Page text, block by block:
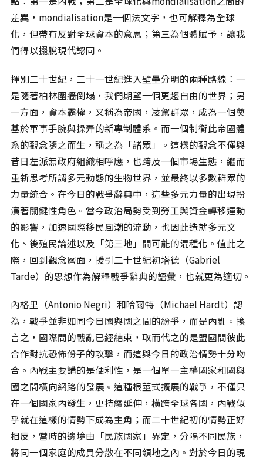
團隊成員
出版品
差異，mondialisation是一個法文字，也可解釋為全球
化，但帶有反對全球資本的意思；第三為個體賦予，讓我
們得以擺脫現代認同。
揮別二十世紀，二十一世紀進入壁壘分明的兩種路線：一
是隨著柏林圍牆倒塌，我們期望一個更趨自由的世界；另
一方面，資本霸權，又稱為帝國，凌駕群眾，成為一個奠
基於軍事手腕與操弄的新專制體系。而一個制衡此帝國體
系的觀念隨之而生，稱之為「諸眾」。這樣的觀念不僅與
昔日左派無政府組織相呼應，也跨及一個市場生態，繼而
重新思考所謂多元動態的生物世界，並最終以多數群眾的
力量統合。在今日的戰爭辭典中，這些多元力量的出現扮
演著關鍵性角色。當今政治局勢受到勞工與資金轉移運動
的影響，加速國際移民風潮的流動，也因此造就多元文
化、後殖民論述以及「第三地」間可能的混種化。值此之
際，回到觀念層面，援引二十世紀初塔德（Gabriel
Tarde）的思想作為解釋戰爭辭典的語彙，也就更為適切。
內格里（Antonio Negri）和哈爾特（Michael Hardt）認
為，戰爭並非如同今日國與國之間的紛爭，而是內亂。換
言之，國際間的戰亂已經結束，取而代之的是盟國間彼此
合作對抗恐怖份子的攻擊，而這與今日的政治情勢十分吻
合。內戰主要講的是便利性，是一個單一主權國家和國與
國之間橫向網路的發展。這種根莖式擴展的戰爭，不僅只
在一個國家內發生，更持續延伸，橫跨全球各國，內戰似
乎就在這樣的情勢下成為主角；而二十世紀初的情勢正好
相反，當時的邊境由「民族國家」界定，分隔不同民族，
將同一個家庭的成員分散在不同領地之內。對於今日的現